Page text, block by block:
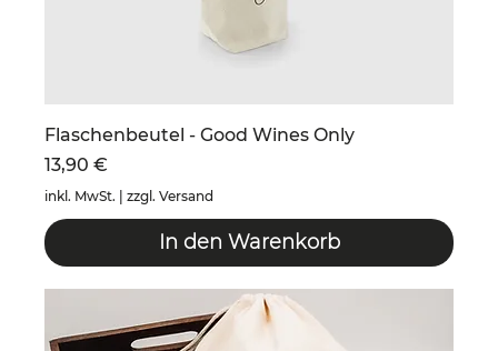
Flaschenbeutel - Good Wines Only
Preis
13,90 €
inkl. MwSt. zzgl. Versand
In den Warenkorb